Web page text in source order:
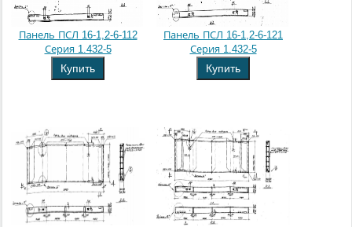
Панель ПСЛ 16-1,2-6-112
Серия 1.432-5
Купить
Панель ПСЛ 16-1,2-6-121
Серия 1.432-5
Купить